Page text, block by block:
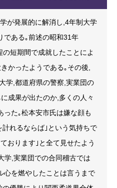
が発展的に解消し,4年制大学
である｡前述の昭和31年
短期間で成就したことによ
かったようである｡その後,
学,都道府県の警察,実業団の
成果が出たのか,多くの人々
った｡松本安市氏は嫌な顔も
れるならば｣という気持ちで
おります｣と全て見せたよう
学,実業団での合同稽古では
心を燃やしたことは言うまで